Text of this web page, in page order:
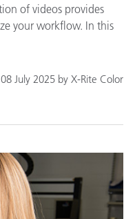
of videos provides
your workflow. In this
July 2025 by X-Rite Color